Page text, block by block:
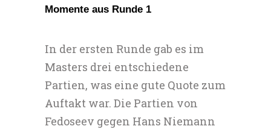
Momente aus Runde 1
In der ersten Runde gab es im
Masters drei entschiedene
Partien, was eine gute Quote zum
Auftakt war. Die Partien von
Fedoseev gegen Hans Niemann